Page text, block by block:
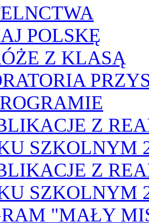
POLSKĘ
Z KLASĄ
Z
SZKOLNYM
Z
SZKOLNYM
"MAŁY